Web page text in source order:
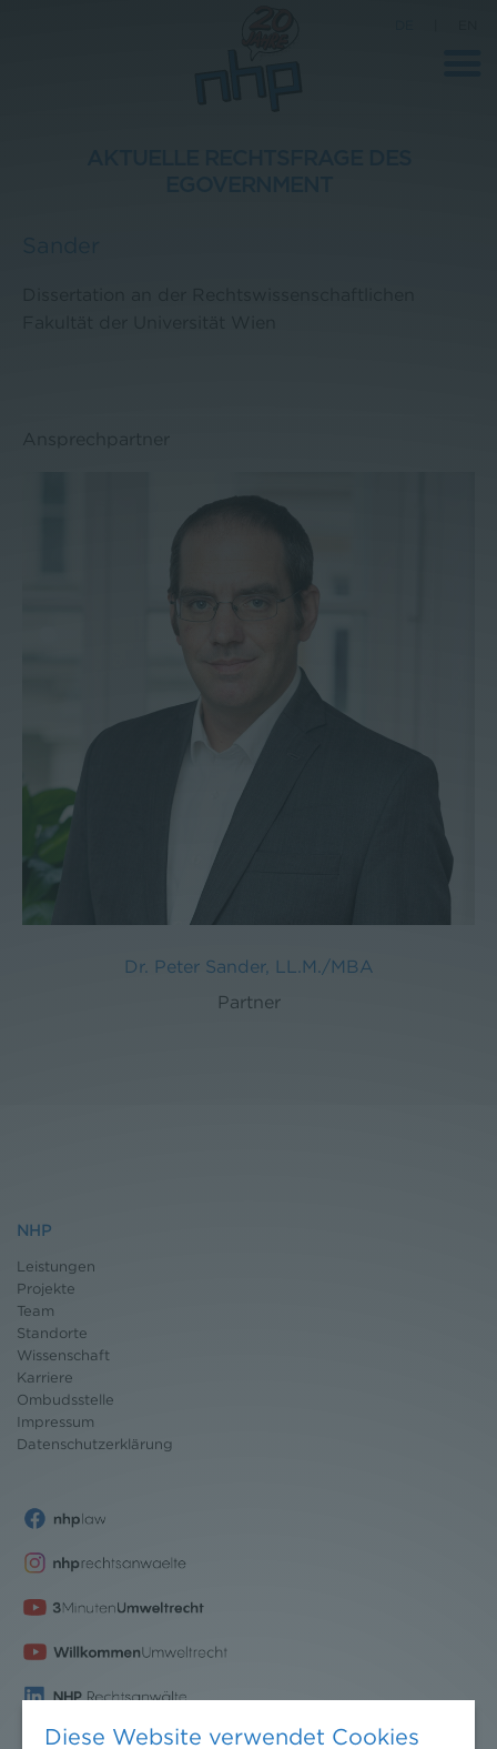
Ansprechpartner
Dr. Peter Sander, LL.M./MBA
Partner
NHP
Leistungen
Projekte
Team
Standorte
Wissenschaft
Karriere
Ombudsstelle
Impressum
Datenschutzerklärung
Diese Website verwendet Cookies